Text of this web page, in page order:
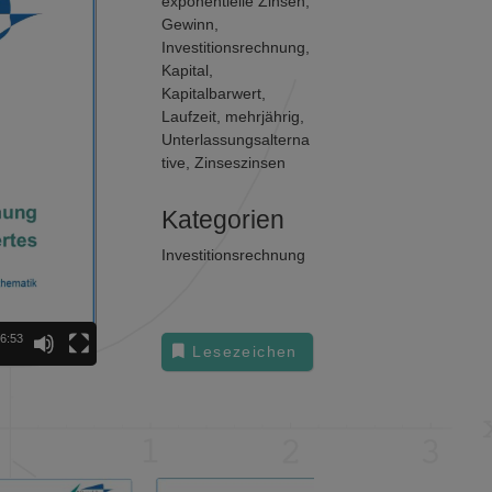
Gewinn,
Investitionsrechnung,
Kapital,
Kapitalbarwert,
Laufzeit, mehrjährig,
Unterlassungsalterna
tive,Zinseszinsen
Kategorien
Investitionsrechnung
Lesezeichen